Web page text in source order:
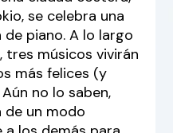
se celebra una
piano. A lo largo
tres músicos vivirán
más felices (y
no lo saben,
de un modo